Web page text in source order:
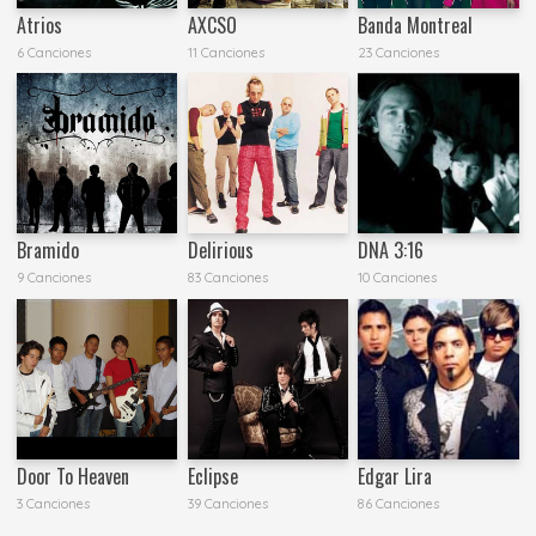
Atrios
6 Canciones
AXCSO
11 Canciones
Banda Montreal
23 Canciones
Bramido
9 Canciones
Delirious
83 Canciones
DNA 3:16
10 Canciones
Door To Heaven
3 Canciones
Eclipse
39 Canciones
Edgar Lira
86 Canciones